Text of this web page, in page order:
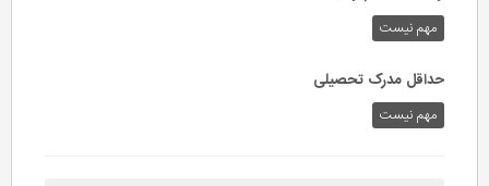
مهم‌ نیست
حداقل مدرک تحصیلی
مهم نیست